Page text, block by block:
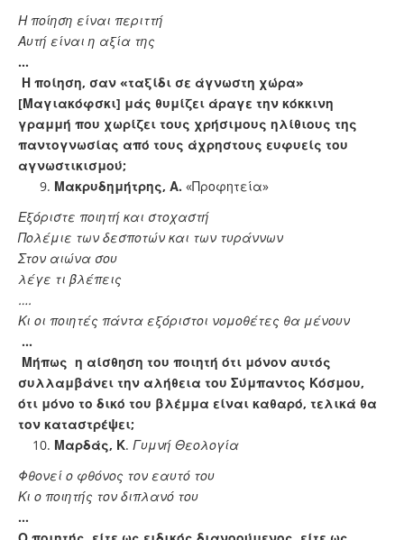
Η ποίηση είναι περιττή
Αυτή είναι η αξία της
…
Η ποίηση, σαν «ταξίδι σε άγνωστη χώρα»
[Μαγιακόφσκι] μάς θυμίζει άραγε την κόκκινη
γραμμή που χωρίζει τους χρήσιμους ηλίθιους της
παντογνωσίας από τους άχρηστους ευφυείς του
αγνωστικισμού;
Μακρυδημήτρης, Α. «Προφητεία»
Εξόριστε ποιητή και στοχαστή
Πολέμιε των δεσποτών και των τυράννων
Στον αιώνα σου
λέγε τι βλέπεις
….
Κι οι ποιητές πάντα εξόριστοι νομοθέτες θα μένουν
…
Μήπως η αίσθηση του ποιητή ότι μόνον αυτός
συλλαμβάνει την αλήθεια του Σύμπαντος Κόσμου,
ότι μόνο το δικό του βλέμμα είναι καθαρό, τελικά θα
τον καταστρέψει;
Μαρδάς, Κ. Γυμνή Θεολογία
Φθονεί ο φθόνος τον εαυτό του
Κι ο ποιητής τον διπλανό του
…